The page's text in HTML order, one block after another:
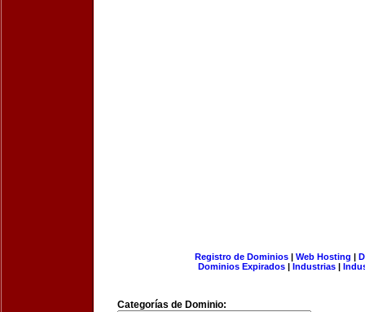
Registro de Dominios| Web Hosting |
Dominios Expirados | Industrias |
Categorías de Dominio: